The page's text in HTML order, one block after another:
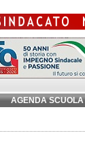
AGENDA SCUOLA